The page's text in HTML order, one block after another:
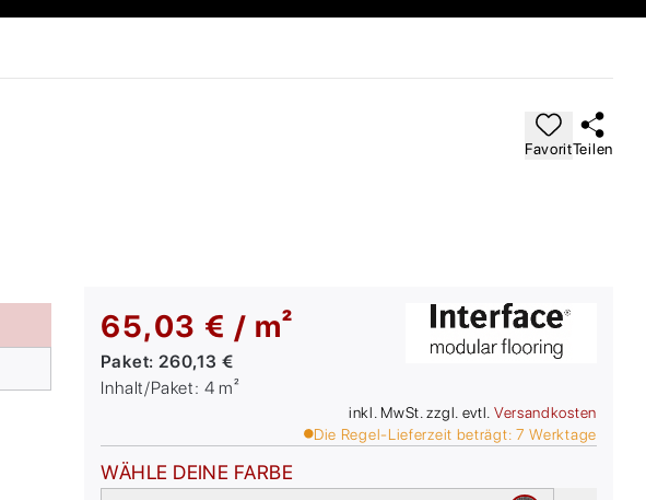
FavoritTeilen
65,03 € / m²
Paket: 260,13 €
Inhalt/Paket: 4 m²
inkl. MwSt. zzgl. evtl. Versandkosten
Die Regel-Lieferzeit beträgt: 7 Werktage
WÄHLE DEINE FARBE